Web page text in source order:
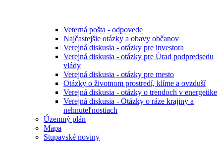
Veterná pošta - odpovede
Najčastejšie otázky a obavy občanov
Verejná diskusia - otázky pre investora
Verejná diskusia - otázky pre Úrad podpredsedu
vlády
Verejná diskusia - otázky pre mesto
Otázky o životnom prostredí, klíme a ovzduší
Verejná diskusia - otázky o trendoch v energetike
Verejná diskusia - Otázky o ráze krajiny a
nehnuteľnostiach
Územný plán
Mapa
Stupavské noviny